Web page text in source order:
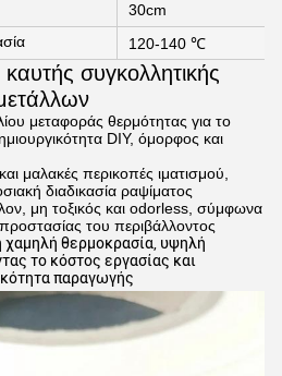
30cm
120-140 ℃
συγκολλητικής
μεταφοράς θερμότητας για το
DIY, όμορφος και
μαλακές περικοπές ιματισμού,
διαδικασία ραψίματος
μη τοξικός και odorless, σύμφωνα
του περιβάλλοντος
χαμηλή θερμοκρασία, υψηλή
το κόστος εργασίας και
παραγωγής